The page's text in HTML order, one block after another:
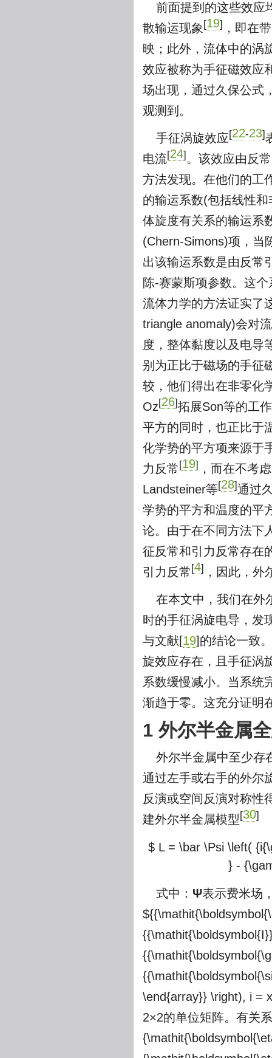
前面提到的这些效应
散输运现象 [19]
，即在
映；此外，流体中的涡
效应被称为手征磁效应
场出现，通过久保公式
观测到。
手征涡旋效应[22-23]
电流[24] 。该效应由反
方法发现。在他们的工
的输运系数(包括线性
体旋度有关系的输运系
(Chern-Simons)项，当
出该输运系数是由反常
陈-赛蒙斯项参数。这
流体力学的方法证实了
triangle anomaly)会对
度，整体黏度以及电导
别为正比于磁场的手征
较，他们得出在非零化
Oz[26]拓展Son等的工
平方的同时，也正比于
化学势的平方项来源于
力反常 [19]
，而在不考
Landsteiner等[28]通过
学势的平方和温度的平
论。由于在不同方法下
征反常和引力反常存在
引力反常 [4] ，因此，
在本文中，我们在外
时的手征涡旋电导，发
与文献[19]的结论一致
旋效应存在，且手征涡
系数缓慢减小。当系统
渐趋于零。这充分证明
1 外尔半金属
外尔半金属中至少存
通过左手或右手的外尔
反演或空间反演对称性
建外尔半金属模型 [30]
$ L = \bar \Psi \left(
} -
式中： Ψ表示费米场
\end{array}} \right), i =
2×2的单位矩阵。有关